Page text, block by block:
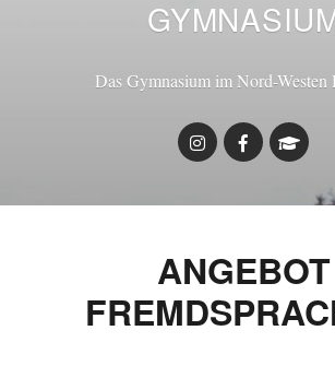
Das Gymnasium im Nord-Westen
ANGEBOT